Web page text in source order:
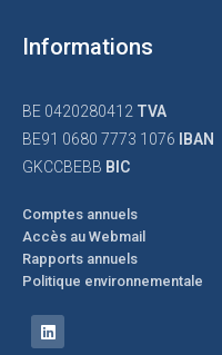
Informations
BE 0420280412 TVA
BE91 0680 7773 1076
IBAN
GKCCBEBB BIC
Comptes annuels
Accès au Webmail
Rapports annuels
Politique environnementale